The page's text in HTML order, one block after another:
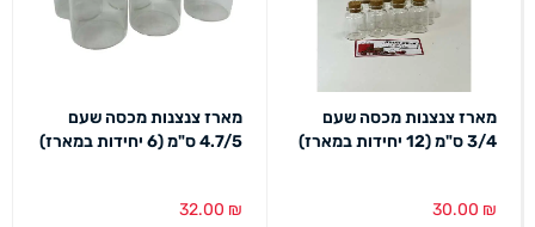
מארז צנצנות מכסה שעם
3/4 ס"מ (12 יחידות במארז)
30.00 ₪
מארז צנצנות מכסה שעם
4.7/5 ס"מ (6 יחידות במארז)
32.00 ₪